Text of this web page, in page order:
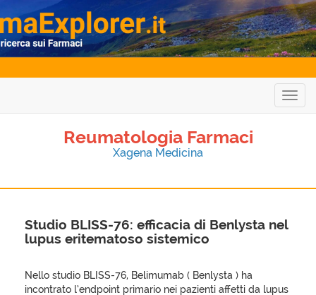
Reumatologia Farmaci
Xagena Medicina
Studio BLISS-76: efficacia di Benlysta nel
lupus eritematoso sistemico
Nello studio BLISS-76, Belimumab ( Benlysta ) ha
incontrato l’endpoint primario nei pazienti affetti da lupus